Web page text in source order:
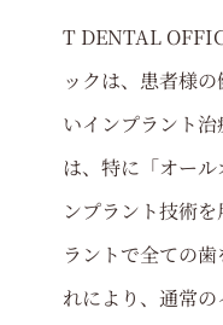
T DENTAL
ックは、患者様
いインプラント
は、特に「オー
ンプラント技術
ラントで全ての
れにより、通常